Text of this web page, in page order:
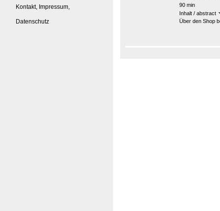
Kontakt, Impressum,
Datenschutz
90 min
Inhalt / abstract
Über den Shop